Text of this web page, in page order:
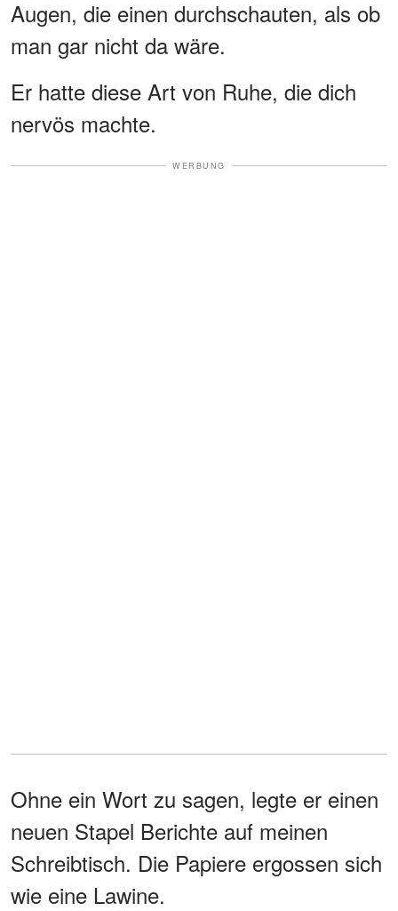
Augen, die einen durchschauten, als ob
man gar nicht da wäre.
Er hatte diese Art von Ruhe, die dich
nervös machte.
WERBUNG
Ohne ein Wort zu sagen, legte er einen
neuen Stapel Berichte auf meinen
Schreibtisch. Die Papiere ergossen sich
wie eine Lawine.